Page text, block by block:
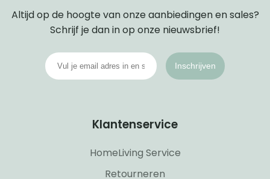
Altijd op de hoogte van onze aanbiedingen en sales?
Schrijf je dan in op onze nieuwsbrief!
Inschrijven
Klantenservice
HomeLiving Service
Retourneren